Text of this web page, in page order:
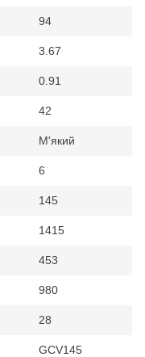
94
3.67
0.91
42
М'який
6
145
1415
453
980
28
GСV145